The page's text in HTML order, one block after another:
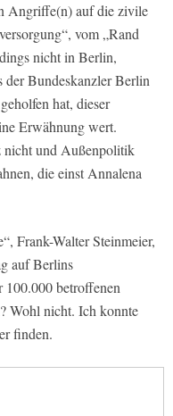
Angriffe(n) auf die zivile
vom „Rand
nicht in Berlin,
der Bundeskanzler Berlin
hat, dieser
Erwähnung wert.
nicht und Außenpolitik
die einst Annalena
Frank-Walter Steinmeier,
auf Berlins
100.000 betroffenen
Wohl nicht. Ich konnte
finden.